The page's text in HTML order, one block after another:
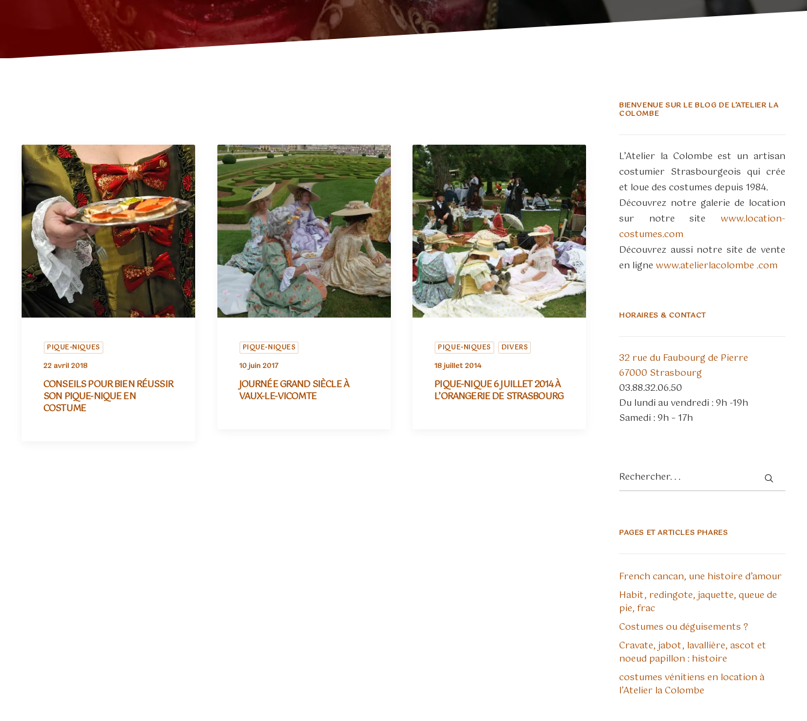
PIQUE-NIQUES
22 avril 2018
CONSEILS POUR BIEN RÉUSSIR
SON PIQUE-NIQUE EN
COSTUME
PIQUE-NIQUES
10 juin 2017
JOURNÉE GRAND SIÈCLE À
VAUX-LE-VICOMTE
PIQUE-NIQUES DIVERS
18 juillet 2014
PIQUE-NIQUE 6 JUILLET 2014 À
L’ORANGERIE DE STRASBOURG
BIENVENUE SUR LE BLOG DE L’ATELIER LA
COLOMBE
L’Atelier la Colombe est un artisan
costumier Strasbourgeois qui crée
et loue des costumes depuis 1984.
Découvrez notre galerie de location
sur notre site www.location-
costumes.com
Découvrez aussi notre site de vente
en ligne www.atelierlacolombe .com
HORAIRES & CONTACT
32 rue du Faubourg de Pierre
67000 Strasbourg
03.88.32.06.50
Du lundi au vendredi : 9h -19h
Samedi : 9h – 17h
PAGES ET ARTICLES PHARES
French cancan, une histoire d’amour
Habit, redingote, jaquette, queue de
pie, frac
Costumes ou déguisements ?
Cravate, jabot, lavallière, ascot et
noeud papillon : histoire
costumes vénitiens en location à
l’Atelier la Colombe